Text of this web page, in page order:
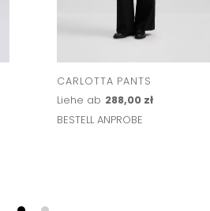
CARLOTTA PANTS
Liehe ab 288,00 zł
BESTELL ANPROBE